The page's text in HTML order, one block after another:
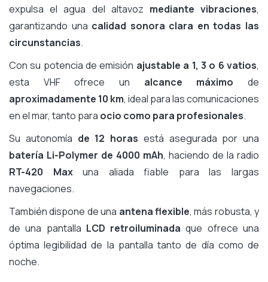
expulsa el agua del altavoz mediante vibraciones,
garantizando una calidad sonora clara en todas las
circunstancias.
Con su potencia de emisión ajustable a 1, 3 o 6 vatios,
esta VHF ofrece un alcance máximo de
aproximadamente 10 km, ideal para las comunicaciones
en el mar, tanto para ocio como para profesionales.
Su autonomía de 12 horas está asegurada por una
batería Li-Polymer de 4000 mAh, haciendo de la radio
RT-420 Maxuna aliada fiable para las largas
navegaciones.
También dispone de una antena flexible, más robusta, y
de una pantalla LCD retroiluminada que ofrece una
óptima legibilidad de la pantalla tanto de día como de
noche.